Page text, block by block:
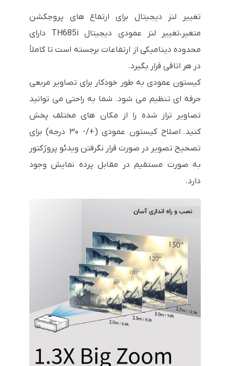
تغییر لنز دیجیتال برای ارتفاع های پروجکشن
متغیر،تغییر لنز عمودی دیجیتال TH685i دارای
محدوده دینامیکی از ارتفاعات برجسته است تا کاملاً
در هر اتاقی قرار بگیرد.
کیستون عمودی به طور خودکار برای تصاویر مربعی
حرفه ای تنظیم می شود. شما به راحتی می توانید
تصاویر تراز شده را از مکان های مختلف پخش
کنید. اصلاح کیستون عمودی (+/- ۳۰ درجه) برای
تصحیح تصویر در صورت قرار نگرفتن ویدئو پروژکتور
به صورت مستقیم در مقابل پرده نمایش وجود
دارد.